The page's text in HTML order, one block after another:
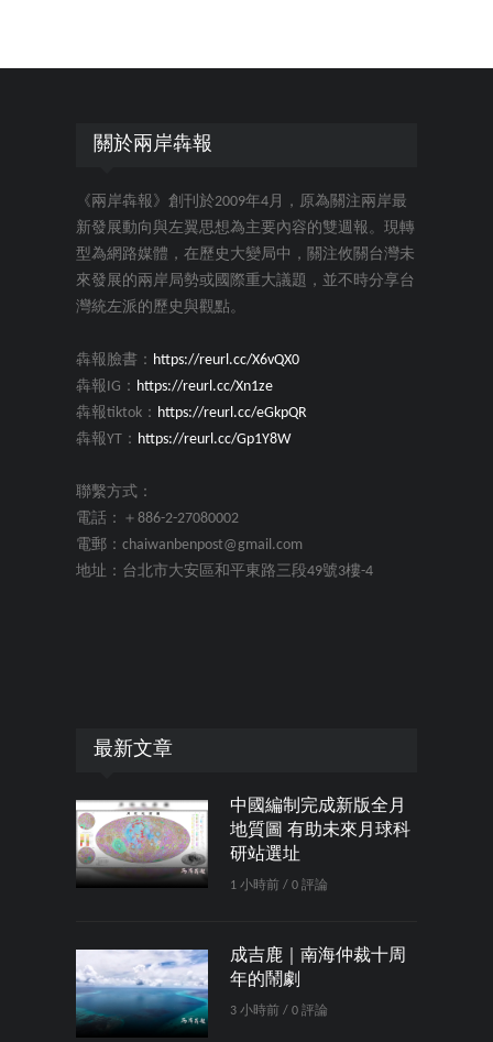
關於兩岸犇報
《兩岸犇報》創刊於2009年4月，原為關注兩岸最
新發展動向與左翼思想為主要內容的雙週報。現轉
型為網路媒體，在歷史大變局中，關注攸關台灣未
來發展的兩岸局勢或國際重大議題，並不時分享台
灣統左派的歷史與觀點。
犇報臉書： https://reurl.cc/X6vQX0
犇報IG： https://reurl.cc/Xn1ze
犇報tiktok： https://reurl.cc/eGkpQR
犇報YT： https://reurl.cc/Gp1Y8W
聯繫方式：
電話：＋886-2-27080002
電郵：chaiwanbenpost@gmail.com
地址：台北市大安區和平東路三段49號3樓-4
最新文章
中國編制完成新版全月
地質圖 有助未來月球科
研站選址
1 小時前 / 0 評論
成吉鹿｜南海仲裁十周
年的鬧劇
3 小時前 / 0 評論